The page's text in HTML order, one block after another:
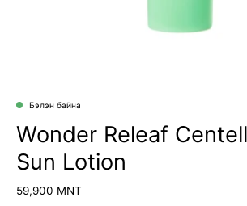
Бэлэн байна
Wonder Releaf
Sun Lotion
59,900 MNT